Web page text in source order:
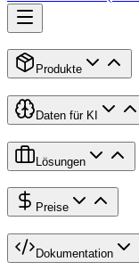
Produkte
Daten für KI
Lösungen
Preise
Dokumentation